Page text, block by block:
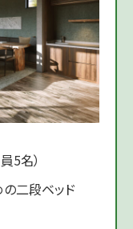
5名）
の二段ベッド